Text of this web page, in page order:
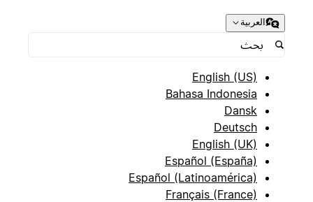
العربية
English (US)
Bahasa Indonesia
Dansk
Deutsch
English (UK)
Español (España)
Español (Latinoamérica)
Français (France)